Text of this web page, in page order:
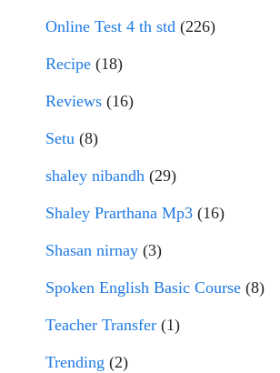
Online Test 4 th std (226)
Recipe (18)
Reviews (16)
Setu (8)
shaley nibandh (29)
Shaley Prarthana Mp3 (16)
Shasan nirnay (3)
Spoken English Basic Course (8)
Teacher Transfer (1)
Trending (2)